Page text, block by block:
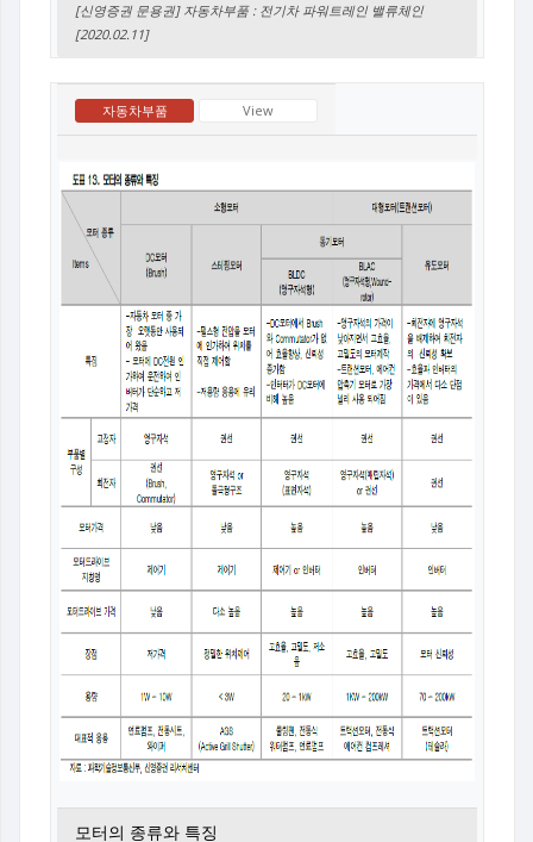
[신영증권 문용권] 자동차부품 : 전기차 파워트레인 밸류체인
[2020.02.11]
자동차부품 View
모터의 종류와 특징